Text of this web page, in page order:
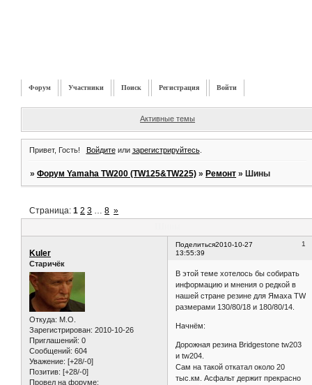
Форум Участники Поиск Регистрация Войти
Активные темы
Привет, Гость! Войдитеили зарегистрируйтесь.
»Форум Yamaha TW200 (TW125&TW225) »Ремонт »Шины
Страница:1 2 3 … 8 »
Поделиться 1
2010-10-27
13:55:39
Kuler
Старичёк
Откуда: M.O.
Зарегистрирован: 2010-10-26
Приглашений: 0
Сообщений: 604
Уважение: [+28/-0]
Позитив: [+28/-0]
Провел на форуме:
В этой теме хотелось бы собирать
информацию и мнения о редкой в
нашей стране резине для Ямаха TW
размерами 130/80/18 и 180/80/14.
Начнём:
Дорожная резина Bridgestone tw203
и tw204.
Сам на такой откатал около 20
тыс.км. Асфальт держит прекрасно